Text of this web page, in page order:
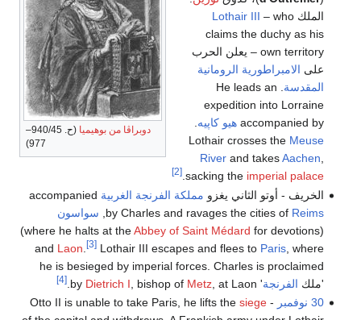
دوبراڤا من بوهيميا
(ح. 940/45–
977)
الملك
Lothair III – who
claims the duchy as his
own territory – يعلن الحرب
على الامبراطورية الرومانية
المقدسة
. He leads an
expedition into Lorraine
accompanied by هيو كاپيه.
Lothair crosses the Meuse
Riverand takesAachen,
sacking the imperial palace
.
[2]
الخريف - أوتو الثاني يغزو مملكة الفرنجة الغربية accompanied
by Charles and ravages the cities of Reims
سواسون
(where he halts at the
Abbey of Saint Médard
for devotions)
and Laon [3]Lothair III escapes and flees to Paris, where
he is besieged by imperial forces. Charles is proclaimed
'ملك الفرنجة' by
Dietrich I , bishop of Metz, at Laon.
[4]
30 نوفمبر - Otto II is unable to take Paris, he lifts the
siege